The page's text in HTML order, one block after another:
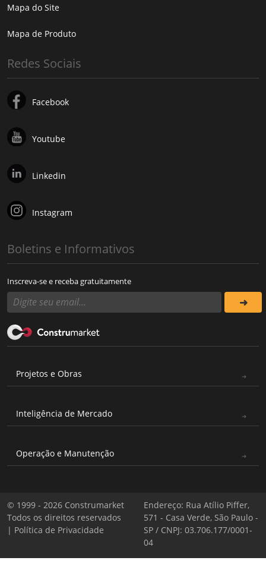
Mapa do Site
Mapa de Produto
Redes Sociais
Facebook
Youtube
Linkedin
Instagram
Boletins e Informativos
Inscreva-se e receba gratuitamente
Projetos e Obras
Inteligência de Mercado
Operação e Manutenção
© 1999 - 2026 Construmarket
Todos os direitos reservados
| Política de Privacidade
Endereço: Rua Atílio Piffer,
571 - Casa Verde, São Paulo -
SP / CNPJ: 03.706.177/0001-
04